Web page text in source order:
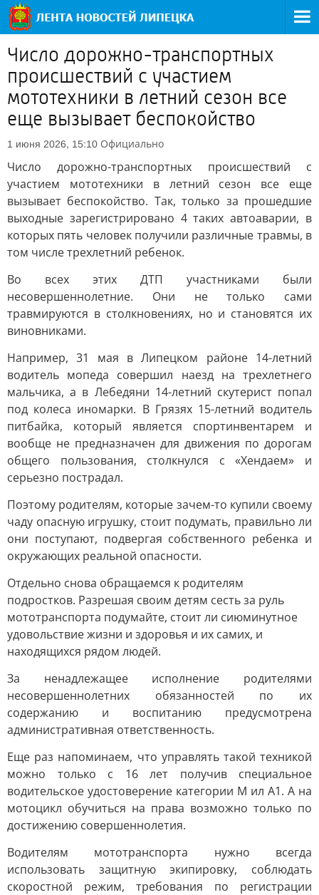
Число дорожно-транспортных
происшествий с участием
мототехники в летний сезон все
еще вызывает беспокойство
1 июня 2026, 15:10 Официально
Число дорожно-транспортных происшествий с
участием мототехники в летний сезон все еще
вызывает беспокойство. Так, только за прошедшие
выходные зарегистрировано 4 таких автоаварии, в
которых пять человек получили различные травмы, в
том числе трехлетний ребенок.
Во всех этих ДТП участниками были
несовершеннолетние. Они не только сами
травмируются в столкновениях, но и становятся их
виновниками.
Например, 31 мая в Липецком районе 14-летний
водитель мопеда совершил наезд на трехлетнего
мальчика, а в Лебедяни 14-летний скутерист попал
под колеса иномарки. В Грязях 15-летний водитель
питбайка, который является спортинвентарем и
вообще не предназначен для движения по дорогам
общего пользования, столкнулся с «Хендаем» и
серьезно пострадал.
Поэтому родителям, которые зачем-то купили своему
чаду опасную игрушку, стоит подумать, правильно ли
они поступают, подвергая собственного ребенка и
окружающих реальной опасности.
Отдельно снова обращаемся к родителям
подростков. Разрешая своим детям сесть за руль
мототранспорта подумайте, стоит ли сиюминутное
удовольствие жизни и здоровья и их самих, и
находящихся рядом людей.
За ненадлежащее исполнение родителями
несовершеннолетних обязанностей по их
содержанию и воспитанию предусмотрена
административная ответственность.
Еще раз напоминаем, что управлять такой техникой
можно только с 16 лет получив специальное
водительское удостоверение категории М ил А1. А на
мотоцикл обучиться на права возможно только по
достижению совершеннолетия.
Водителям мототранспорта нужно всегда
использовать защитную экипировку, соблюдать
скоростной режим, требования по регистрации